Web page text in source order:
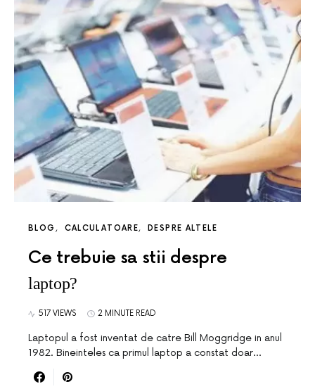
BLOG CALCULATOARE DESPRE ALTELE
Ce trebuie sa stii despre
laptop?
517 VIEWS 2 MINUTE READ
Laptopul a fost inventat de catre Bill Moggridge in anul
1982. Bineinteles ca primul laptop a constat doar…